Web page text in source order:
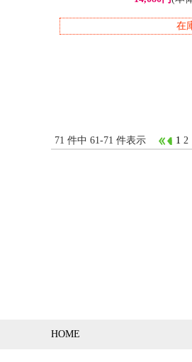
在
71 件中 61-71 件表示 1 2
HOME